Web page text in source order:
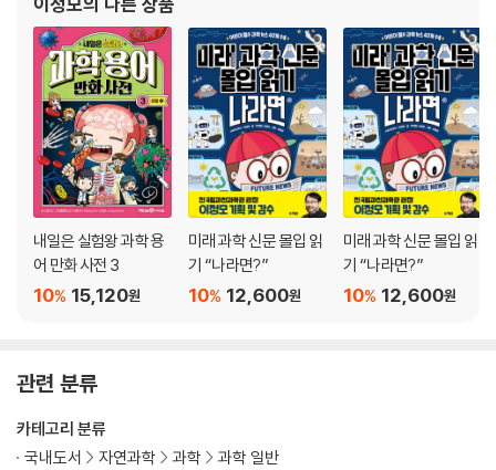
측정: 수치로 말하기
과학적으로 말이 안 된다
숫자가 중요하다
측정의 중요성
기생하는 존재
개방성: 새로운 경험에 대한 열린 마음
부모 말 지지리도 안 듣는 사고뭉치들
우리의 미래를 빼앗지 말라
수정: 끊임없이 자신을 수선하지 않으면 안 된다
새는 왜 똑똑해졌을까
해와 달이라는 운
적도의 경험
내일은 실험왕 과학 용
어 만화 사전 3
15,120원
10%
미래 과학 신문 몰입 읽
기 “나라면?”
12,600원
10%
미래 과학 신문 몰입 읽
기 “나라면?”
12,600원
10%
관련 분류
카테고리 분류
국내도서
자연과학 과학 과학 일반